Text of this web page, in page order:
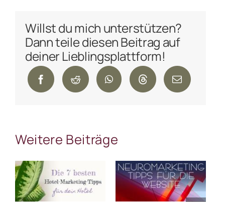
Willst du mich unterstützen?
Dann teile diesen Beitrag auf
deiner Lieblingsplattform!
Weitere Beiträge